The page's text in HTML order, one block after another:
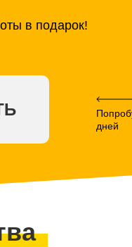
в подарок!
дней